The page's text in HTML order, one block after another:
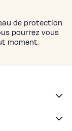
de protection
pourrez vous
moment.